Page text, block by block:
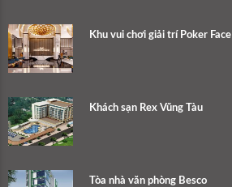
Khu vui chơi giải trí Poker Face
Khách sạn Rex Vũng Tàu
Tòa nhà văn phòng Besco